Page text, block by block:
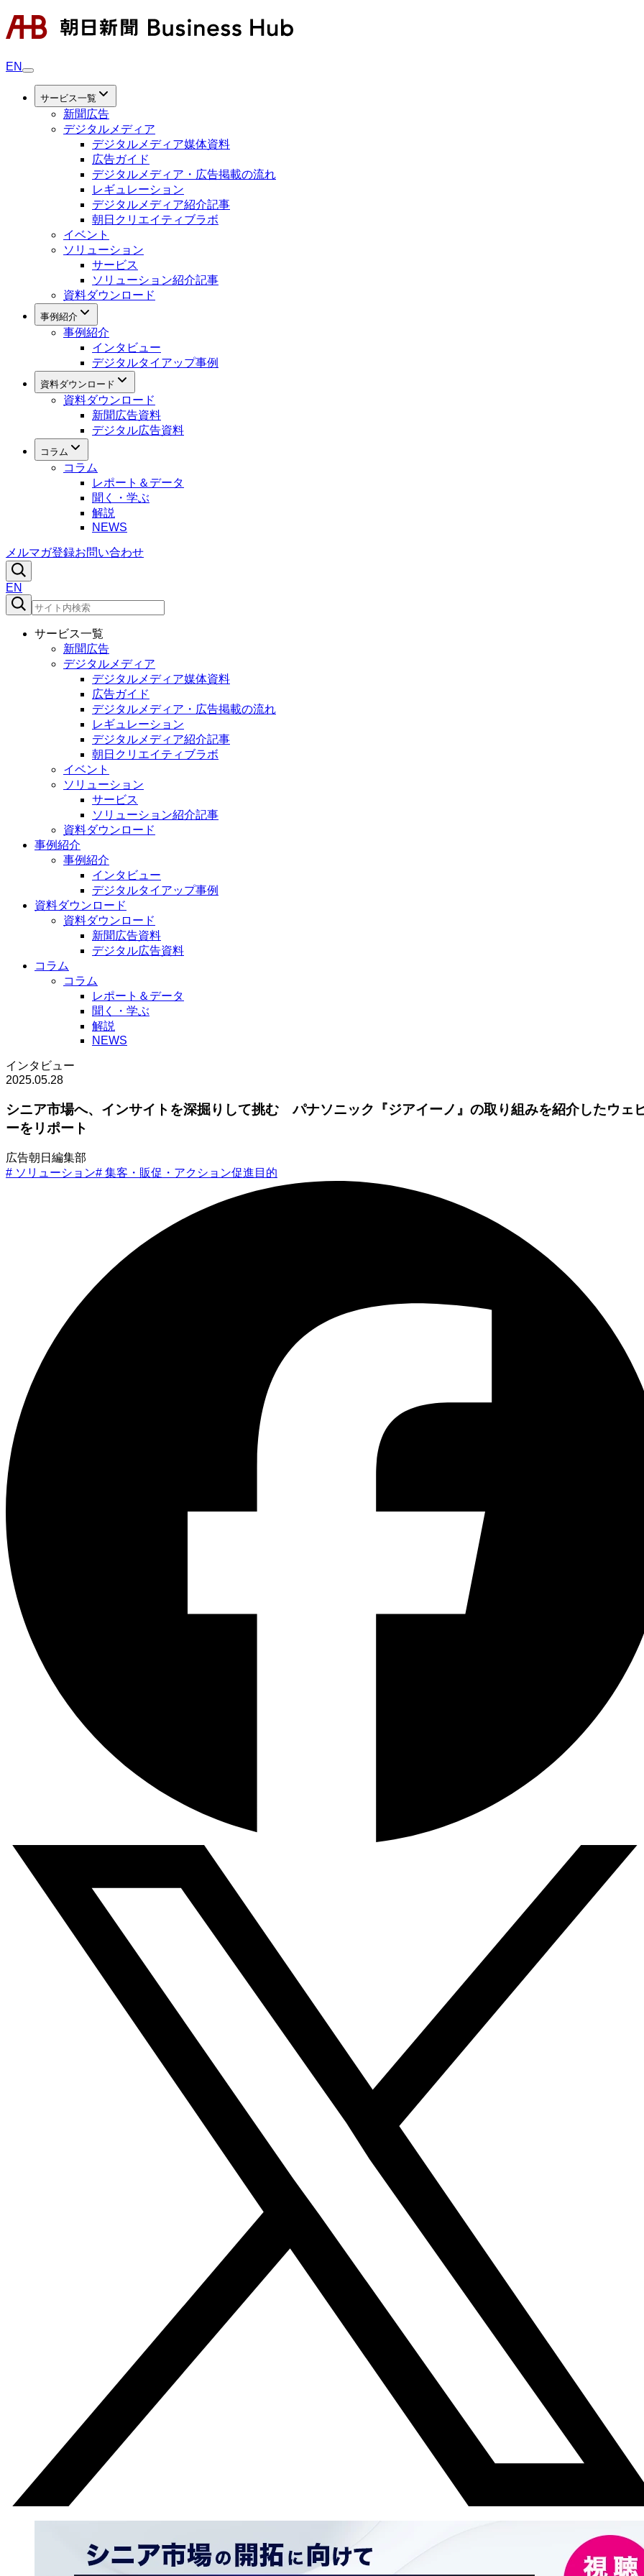
EN
サービス一覧
新聞広告
デジタルメディア
デジタルメディア媒体資料
広告ガイド
デジタルメディア・広告掲載の流れ
レギュレーション
デジタルメディア紹介記事
朝日クリエイティブラボ
イベント
ソリューション
サービス
ソリューション紹介記事
資料ダウンロード
事例紹介
事例紹介
インタビュー
デジタルタイアップ事例
資料ダウンロード
資料ダウンロード
新聞広告資料
デジタル広告資料
コラム
コラム
レポート＆データ
聞く・学ぶ
解説
NEWS
メルマガ登録お問い合わせ
EN
サービス一覧
新聞広告
デジタルメディア
デジタルメディア媒体資料
広告ガイド
デジタルメディア・広告掲載の流れ
レギュレーション
デジタルメディア紹介記事
朝日クリエイティブラボ
イベント
ソリューション
サービス
ソリューション紹介記事
資料ダウンロード
事例紹介
事例紹介
インタビュー
デジタルタイアップ事例
資料ダウンロード
資料ダウンロード
新聞広告資料
デジタル広告資料
コラム
コラム
レポート＆データ
聞く・学ぶ
解説
NEWS
インタビュー
2025.05.28
シニア市場へ、インサイトを深掘りして挑む パナソニック『ジアイーノ』の取り組みを紹介したウェ
ーをリポート
広告朝日編集部
# ソリューション# 集客・販促・アクション促進目的